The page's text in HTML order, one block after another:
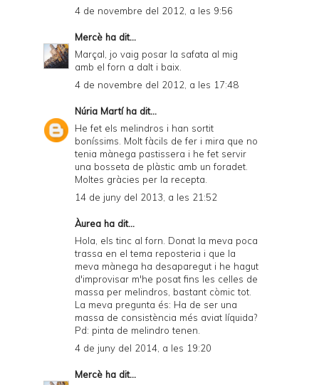
4 de novembre del 2012, a les 9:56
Mercè ha dit...
Marçal, jo vaig posar la safata al mig
amb el forn a dalt i baix.
4 de novembre del 2012, a les 17:48
Núria Martíha dit...
He fet els melindros i han sortit
boníssims. Molt fàcils de fer i mira que no
tenia mànega pastissera i he fet servir
una bosseta de plàstic amb un foradet.
Moltes gràcies per la recepta.
14 de juny del 2013, a les 21:52
Àurea ha dit...
Hola, els tinc al forn. Donat la meva poca
trassa en el tema reposteria i que la
meva mànega ha desaparegut i he hagut
d'improvisar m'he posat fins les celles de
massa per melindros, bastant còmic tot.
La meva pregunta és: Ha de ser una
massa de consistència més aviat líquida?
Pd: pinta de melindro tenen.
4 de juny del 2014, a les 19:20
Mercè ha dit...